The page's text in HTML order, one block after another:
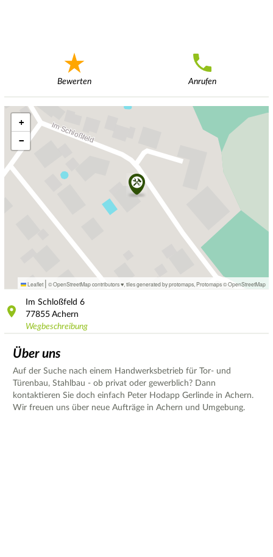
Bewerten Anrufen
+
−
Leaflet | © OpenStreetMap contributors ♥, tiles generated by protomaps Protomaps©OpenStreetMap
Im Schloßfeld 6
77855 Achern
Wegbeschreibung
Über uns
Auf der Suche nach einem Handwerksbetrieb für Tor- und
Türenbau, Stahlbau - ob privat oder gewerblich? Dann
kontaktieren Sie doch einfach Peter Hodapp Gerlinde in Achern.
Wir freuen uns über neue Aufträge in Achern und Umgebung.